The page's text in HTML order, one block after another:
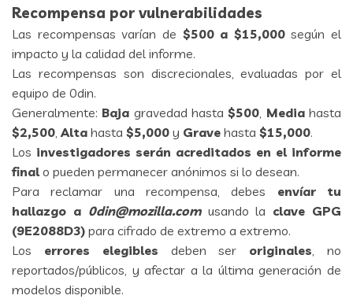
Recompensa por vulnerabilidades
Las recompensas varían de $500 a $15,000según el
impacto y la calidad del informe.
Las recompensas son discrecionales, evaluadas por el
equipo de 0din.
Generalmente: Baja gravedad hasta$500 Mediahasta
$2,500 Alta hasta $5,000 y Grave hasta $15,000.
Los investigadores serán acreditados en el informe
final o pueden permanecer anónimos si lo desean.
Para reclamar una recompensa, debes envíar tu
hallazgo a 0din@mozilla.comusando la clave GPG
(9E2088D3) para cifrado de extremo a extremo.
Los errores elegibles deben ser originales , no
reportados/públicos, y afectar a la última generación de
modelos disponible.